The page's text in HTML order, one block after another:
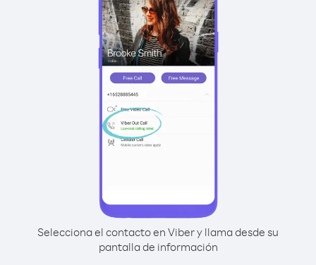
Selecciona el contacto en Viber y llama desde su
pantalla de información